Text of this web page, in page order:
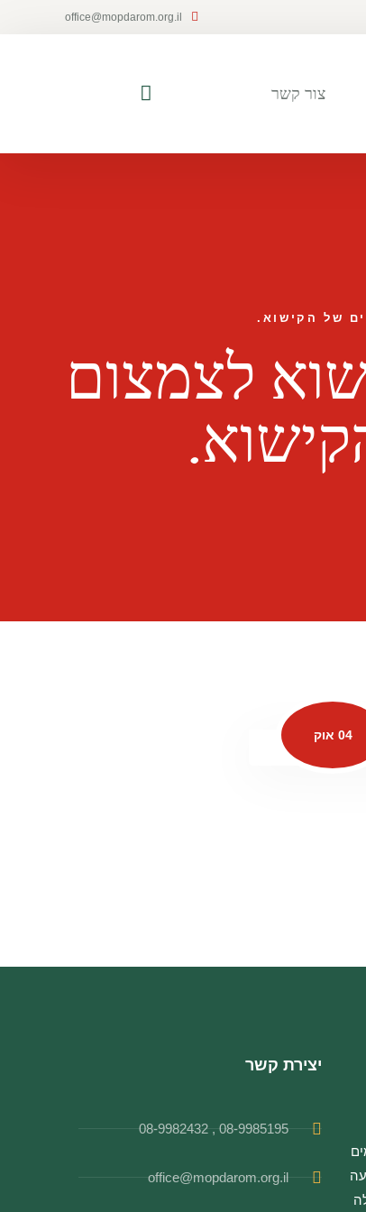
office@mopdarom.org.il
צור קשר
של הקישוא.
לצמצום
04 אוק
יצירת קשר
08-9985195 , 08-9982432
office@mopdarom.org.il